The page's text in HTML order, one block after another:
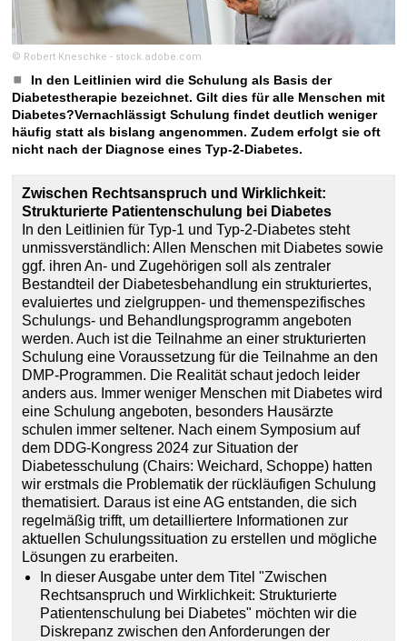
© Robert Kneschke - stock.adobe.com
In den Leitlinien wird die Schulung als Basis der
Diabetestherapie bezeichnet. Gilt dies für alle Menschen mit
Diabetes?Vernachlässigt Schulung findet deutlich weniger
häufig statt als bislang angenommen. Zudem erfolgt sie oft
nicht nach der Diagnose eines Typ-2-Diabetes.
Zwischen Rechtsanspruch und Wirklichkeit:
Strukturierte Patientenschulung bei Diabetes
In den Leitlinien für Typ-1 und Typ-2-Diabetes steht
unmissverständlich: Allen Menschen mit Diabetes sowie
ggf. ihren An- und Zugehörigen soll als zentraler
Bestandteil der Diabetesbehandlung ein strukturiertes,
evaluiertes und zielgruppen- und themenspezifisches
Schulungs- und Behandlungsprogramm angeboten
werden. Auch ist die Teilnahme an einer strukturierten
Schulung eine Voraussetzung für die Teilnahme an den
DMP-Programmen. Die Realität schaut jedoch leider
anders aus. Immer weniger Menschen mit Diabetes wird
eine Schulung angeboten, besonders Hausärzte
schulen immer seltener. Nach einem Symposium auf
dem DDG-Kongress 2024 zur Situation der
Diabetesschulung (Chairs: Weichard, Schoppe) hatten
wir erstmals die Problematik der rückläufigen Schulung
thematisiert. Daraus ist eine AG entstanden, die sich
regelmäßig trifft, um detailliertere Informationen zur
aktuellen Schulungssituation zu erstellen und mögliche
Lösungen zu erarbeiten.
In dieser Ausgabe unter dem Titel "Zwischen
Rechtsanspruch und Wirklichkeit: Strukturierte
Patientenschulung bei Diabetes" möchten wir die
Diskrepanz zwischen den Anforderungen der